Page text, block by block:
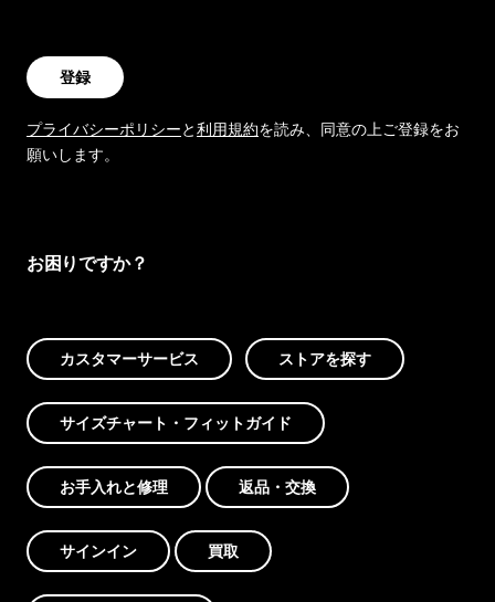
登録
プライバシーポリシーと利用規約を読み、同意の上ご登録をお
願いします。
お困りですか？
カスタマーサービス ストアを探す
サイズチャート・フィットガイド
お手入れと修理 返品・交換
サインイン 買取